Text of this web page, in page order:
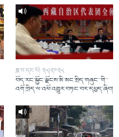
ཟླ་བ་དང་པོ། ༢༥།༢༠༢༥
བོད་རང་སྐྱོང་ལྗོངས་མི་མང་སྲིད་གཞུང་་གི་་
འགོ་ཁྲིད་ལ་འཕོ་འགྱུར་བཏང་བར་དཔྱད་ཞིབ།